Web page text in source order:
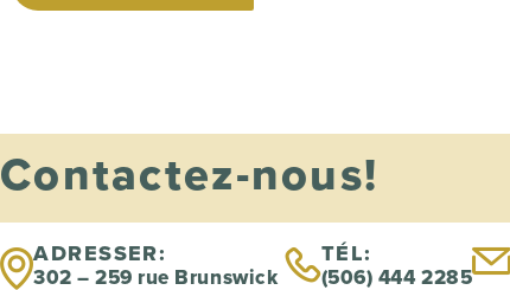
Contactez-nous!
ADRESSER:
302 – 259 rue Brunswick
TÉL:
(506) 444 2285